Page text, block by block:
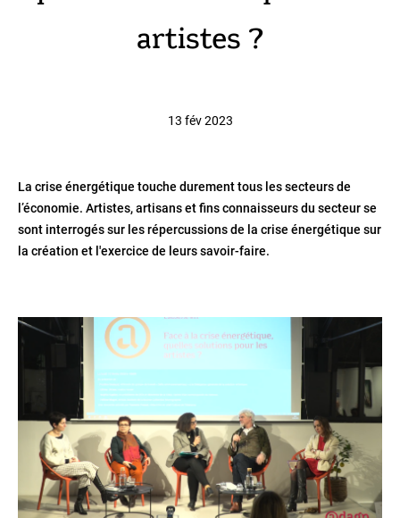
artistes ?
13 fév 2023
La crise énergétique touche durement tous les secteurs de
l’économie. Artistes, artisans et fins connaisseurs du secteur se
sont interrogés sur les répercussions de la crise énergétique sur
la création et l'exercice de leurs savoir-faire.